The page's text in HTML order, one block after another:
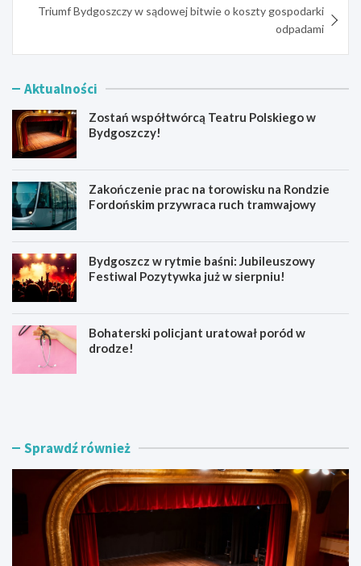
Triumf Bydgoszczy w sądowej bitwie o koszty gospodarki
odpadami
Aktualności
Zostań współtwórcą Teatru Polskiego w
Bydgoszczy!
Zakończenie prac na torowisku na Rondzie
Fordońskim przywraca ruch tramwajowy
Bydgoszcz w rytmie baśni: Jubileuszowy
Festiwal Pozytywka już w sierpniu!
Bohaterski policjant uratował poród w
drodze!
Z
ń
p
t
Z
c
n
p
Sprawdź również